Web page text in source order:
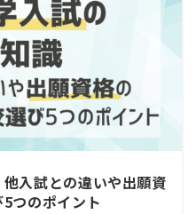
入試との違いや出願資
つのポイント